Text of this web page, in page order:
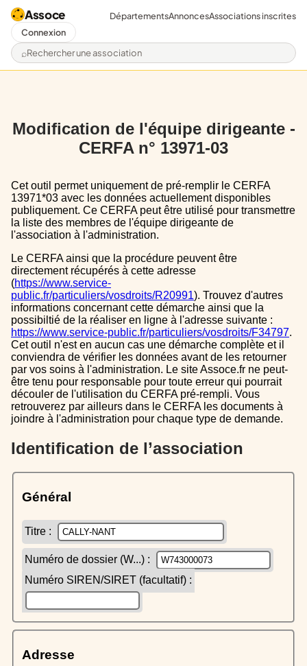
Assoce
Rechercher une association
DépartementsAnnoncesAssociations inscrites
Connexion
Modification de l'équipe dirigeante -
CERFA n° 13971-03
Cet outil permet uniquement de pré-remplir le CERFA
13971*03 avec les données actuellement disponibles
publiquement. Ce CERFA peut être utilisé pour transmettre
la liste des membres de l'équipe dirigeante de
l'association à l'administration.
Le CERFA ainsi que la procédure peuvent être
directement récupérés à cette adresse
(https://www.service-
public.fr/particuliers/vosdroits/R20991). Trouvez d'autres
informations concernant cette démarche ainsi que la
possibiltié de la réaliser en ligne à l'adresse suivante :
https://www.service-public.fr/particuliers/vosdroits/F34797.
Cet outil n'est en aucun cas une démarche complète et il
conviendra de vérifier les données avant de les retourner
par vos soins à l'administration. Le site Assoce.fr ne peut-
être tenu pour responsable pour toute erreur qui pourrait
découler de l'utilisation du CERFA pré-rempli. Vous
retrouverez par ailleurs dans le CERFA les documents à
joindre à l'administration pour chaque type de demande.
Identification de l’association
Général
Titre :
Numéro de dossier (W...) :
Numéro SIREN/SIRET (facultatif) :
Adresse